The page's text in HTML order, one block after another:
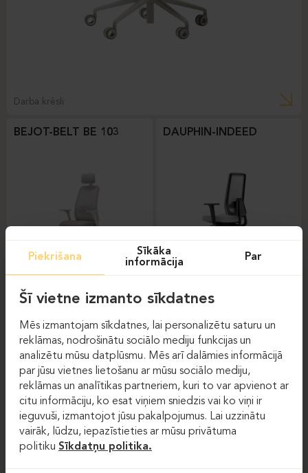
Darba krēsli
BEJOT-BELT BE 103
Darba krēsli
DAUPHIN-INDEED
Darba krēsli
DAUPHIN-SHAPE MESH
Piekrišana
Sīkāka
informācija
Par
Šī vietne izmanto sīkdatnes
Mēs izmantojam sīkdatnes, lai personalizētu saturu un
reklāmas, nodrošinātu sociālo mediju funkcijas un
analizētu mūsu datplūsmu. Mēs arī dalāmies informācijā
par jūsu vietnes lietošanu ar mūsu sociālo mediju,
reklāmas un analītikas partneriem, kuri to var apvienot ar
citu informāciju, ko esat viņiem sniedzis vai ko viņi ir
ieguvuši, izmantojot jūsu pakalpojumus. Lai uzzinātu
vairāk, lūdzu, iepazīstieties ar mūsu privātuma
politiku Sīkdatņu politika.